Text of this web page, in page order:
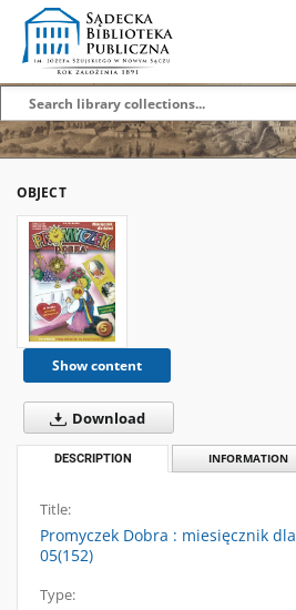
OBJECT
Show content
Download
DESCRIPTION INFORMATION
Title:
Promyczek Dobra : miesięcznik
05(152)
Type: